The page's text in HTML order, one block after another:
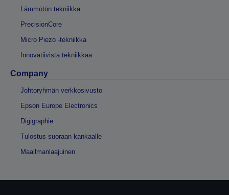
Lämmötön tekniikka
PrecisionCore
Micro Piezo -tekniikka
Innovatiivista tekniikkaa
Company
Johtoryhmän verkkosivusto
Epson Europe Electronics
Digigraphie
Tulostus suoraan kankaalle
Maailmanlaajuinen